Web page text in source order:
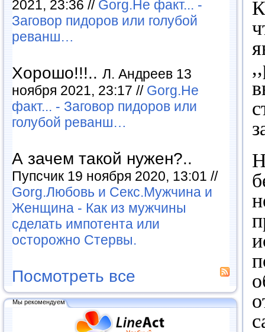
2021, 23:36 // Gorg.Не факт... -
Заговор пидоров или голубой
реванш…
Хорошо!!!.. Л. Андреев 13
ноября 2021, 23:17 // Gorg.Не
факт... - Заговор пидоров или
голубой реванш…
А зачем такой нужен?..
Пупсчик 19 ноября 2020, 13:01 //
Gorg.Любовь и Секс.Мужчина и
Женщина - Как из мужчины
сделать импотента или
осторожно Стервы.
Посмотреть все
Мы рекомендуем